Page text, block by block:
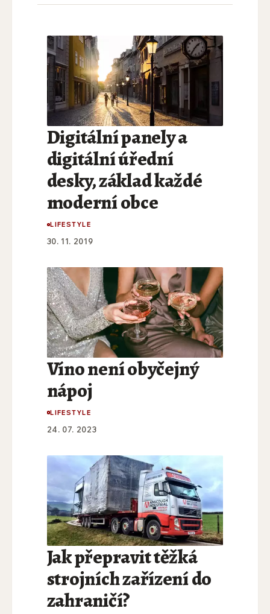
Digitální panely a
digitální úřední
desky, základ každé
moderní obce
LIFESTYLE
30. 11. 2019
Víno není obyčejný
nápoj
LIFESTYLE
24. 07. 2023
Jak přepravit těžká
strojních zařízení do
zahraničí?